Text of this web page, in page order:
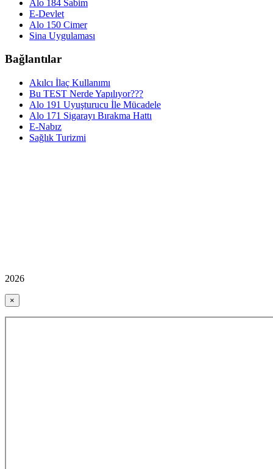
Alo 184 Sabim
E-Devlet
Alo 150 Cimer
Sina Uygulaması
Bağlantılar
Akılcı İlaç Kullanımı
Bu TEST Nerde Yapılıyor???
Alo 191 Uyuşturucu İle Mücadele
Alo 171 Sigarayı Bırakma Hattı
E-Nabız
Sağlık Turizmi
2026
×